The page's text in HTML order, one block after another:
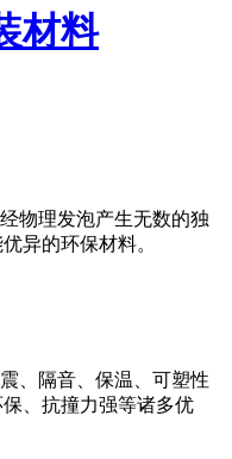
材料
物理发泡产生无数的独
异的环保材料。
、隔音、保温、可塑性
、抗撞力强等诸多优